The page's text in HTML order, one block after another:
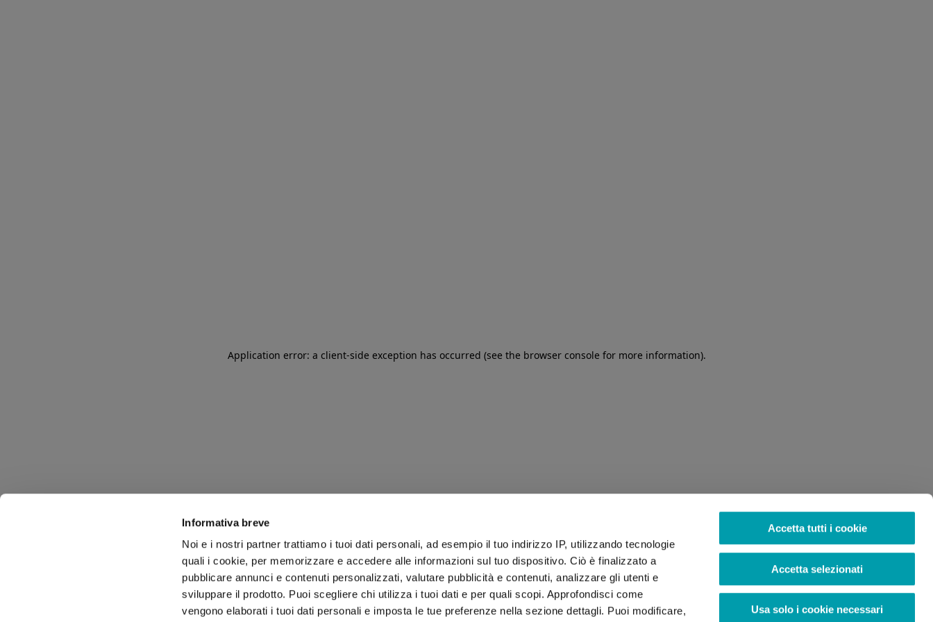
Informativa breve
Noi e i nostri partner trattiamo i tuoi dati personali, ad esempio il tuo indirizzo IP, utilizzando tecnologie
quali i cookie, per memorizzare e accedere alle informazioni sul tuo dispositivo. Ciò è finalizzato a
pubblicare annunci e contenuti personalizzati, valutare pubblicità e contenuti, analizzare gli utenti e
sviluppare il prodotto. Puoi scegliere chi utilizza i tuoi dati e per quali scopi. Approfondisci come
vengono elaborati i tuoi dati personali e imposta le tue preferenze nella sezione dettagli. Puoi modificare,
Accetta tutti i cookie
Accetta selezionati
Usa solo i cookie necessari
Application error: a client-side exception has occurred (see the browser console for more information).